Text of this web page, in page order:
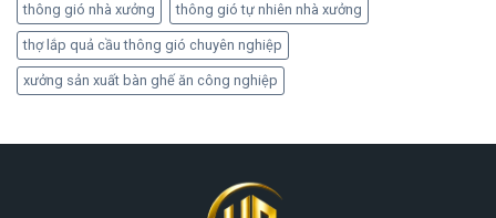
thông gió nhà xưởng thông gió tự nhiên nhà xưởng
thợ lắp quả cầu thông gió chuyên nghiệp
xưởng sản xuất bàn ghế ăn công nghiệp